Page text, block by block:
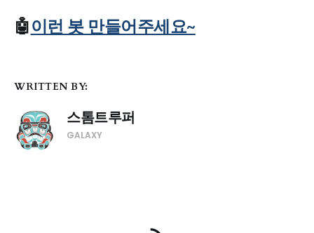
🤖이런 봇 만들어주세요~
WRITTEN BY:
스톰트루퍼
GALAXY